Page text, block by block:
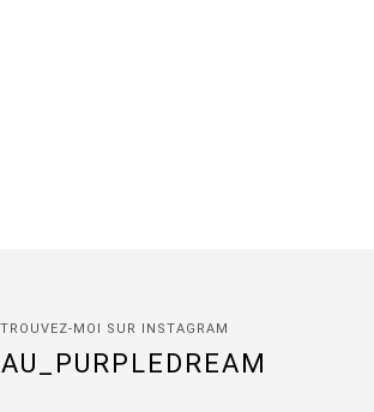
MOI SUR INSTAGRAM